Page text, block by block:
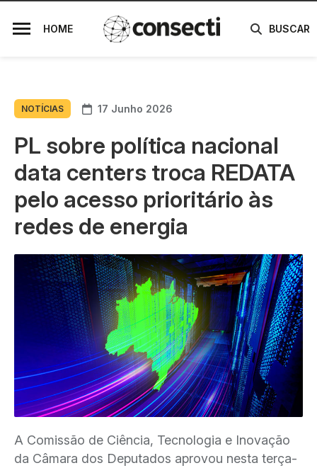
HOME BUSCAR
NOTÍCIAS 17 Junho 2026
PL sobre política nacional
data centers troca REDATA
pelo acesso prioritário às
redes de energia
A Comissão de Ciência, Tecnologia e Inovação
da Câmara dos Deputados aprovou nesta terça-